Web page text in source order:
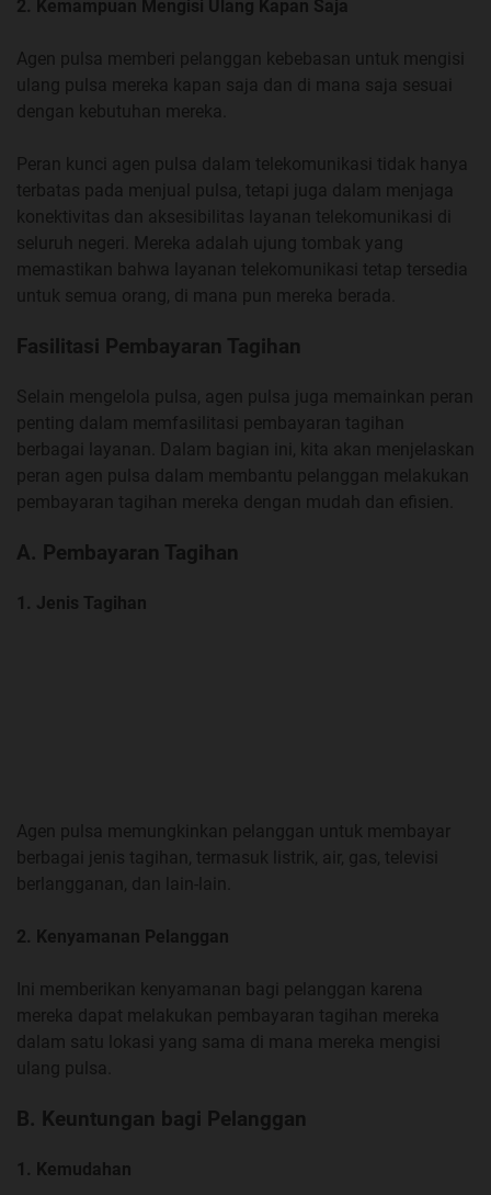
2. Kemampuan Mengisi Ulang Kapan Saja
Agen pulsa memberi pelanggan kebebasan untuk mengisi
ulang pulsa mereka kapan saja dan di mana saja sesuai
dengan kebutuhan mereka.
Peran kunci agen pulsa dalam telekomunikasi tidak hanya
terbatas pada menjual pulsa, tetapi juga dalam menjaga
konektivitas dan aksesibilitas layanan telekomunikasi di
seluruh negeri. Mereka adalah ujung tombak yang
memastikan bahwa layanan telekomunikasi tetap tersedia
untuk semua orang, di mana pun mereka berada.
Fasilitasi Pembayaran Tagihan
Selain mengelola pulsa, agen pulsa juga memainkan peran
penting dalam memfasilitasi pembayaran tagihan
berbagai layanan. Dalam bagian ini, kita akan menjelaskan
peran agen pulsa dalam membantu pelanggan melakukan
pembayaran tagihan mereka dengan mudah dan efisien.
A. Pembayaran Tagihan
1. Jenis Tagihan
Agen pulsa memungkinkan pelanggan untuk membayar
berbagai jenis tagihan, termasuk listrik, air, gas, televisi
berlangganan, dan lain-lain.
2. Kenyamanan Pelanggan
Ini memberikan kenyamanan bagi pelanggan karena
mereka dapat melakukan pembayaran tagihan mereka
dalam satu lokasi yang sama di mana mereka mengisi
ulang pulsa.
B. Keuntungan bagi Pelanggan
1. Kemudahan